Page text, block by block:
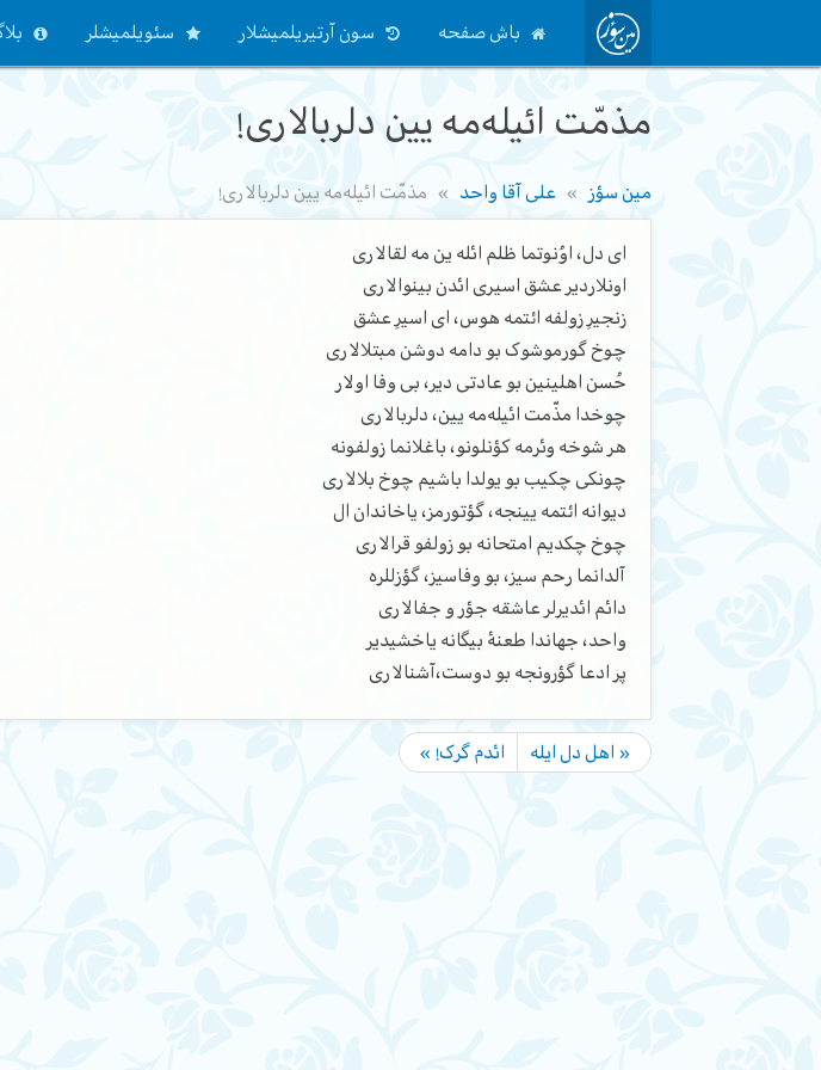
باش صفحه سون آرتیریلمیشلار سئویلمیشلر
مذمّت ائیله‌مه یین دلربالاری!
مین سؤز علی آقا واحد مذمّت ائیله‌مه یین دلربالاری!
ای دل، اوُنوتما ظلم ائله ین مه لقالاری
اونلاردیر عشق اسیری ائدن بینوالاری
زنجیرِ زولفه ائتمه هوس، ای اسیرِ عشق
چوخ گورموشوک بو دامه دوشن مبتلالاری
حُسن اهلینین بو عادتی دیر، بی وفا اولار
چوخدا مذّمت ائیله‌مه یین، دلربالاری
هر شوخه وئرمه کؤنلونو، باغلانما زولفونه
چونکی چکیب بو یولدا باشیم چوخ بلالاری
دیوانه ائتمه یینجه، گؤتورمز، یاخاندان ال
چوخ چکدیم امتحانه بو زولفو قرالاری
آلدانما رحم سیز، بو وفاسیز، گؤزللره
دائم ائدیرلر عاشقه جؤر و جفالاری
واحد، جهاندا طعنهٔ بیگانه یاخشیدیر
پر ادعا گؤرونجه بو دوست،آشنالاری
« اهل دل ایله ائدم گرک! »